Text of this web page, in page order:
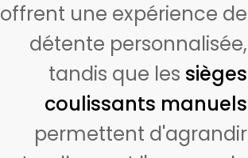
offrent une expérience de
détente personnalisée,
tandis que les sièges
coulissants manuels
permettent d'agrandir